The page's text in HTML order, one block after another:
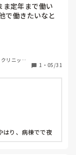
定年まで働い
で働きたいなと
のもありかなと
き続けています
、でも良いので
リニック,
1 ・ 05/31
はり、病棟でで夜